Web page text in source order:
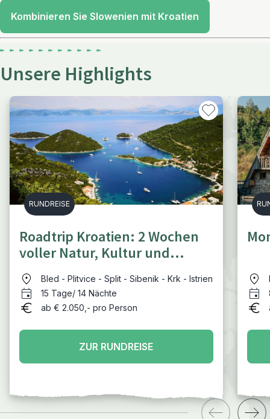
Kombinieren Sie Slowenien mit Kroatien
Unsere Highlights
RUNDREISE
Roadtrip Kroatien: 2 Wochen
voller Natur, Kultur und
Entspannung
Bled - Plitvice - Split - Sibenik - Krk - Istrien
15 Tage/ 14 Nächte
ab € 2.050,- pro Person
ZUR RUNDREISE